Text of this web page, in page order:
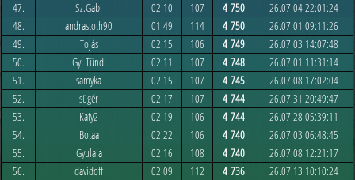
47.
Sz.Gabi 02:10 107 4 750
26.07.04 22:01:24
48.
andrastoth90 01:49 114 4 750
26.07.01 09:11:26
49.
Tojás 02:15 106 4 749
26.07.03 14:07:48
50.
Gy. Tündi 02:11 107 4 748
26.07.01 11:31:14
51.
samyka 02:15 107 4 745
26.07.08 17:02:04
52.
sügér 02:17 107 4 744
26.07.31 20:49:47
53.
Katy2 02:19 106 4 744
26.07.28 05:39:11
54.
Botaa 02:22 106 4 740
26.07.03 06:48:45
55.
Gyulala 02:16 108 4 740
26.07.08 12:21:17
56.
davidoff 02:09 112 4 736
26.07.13 10:10:24